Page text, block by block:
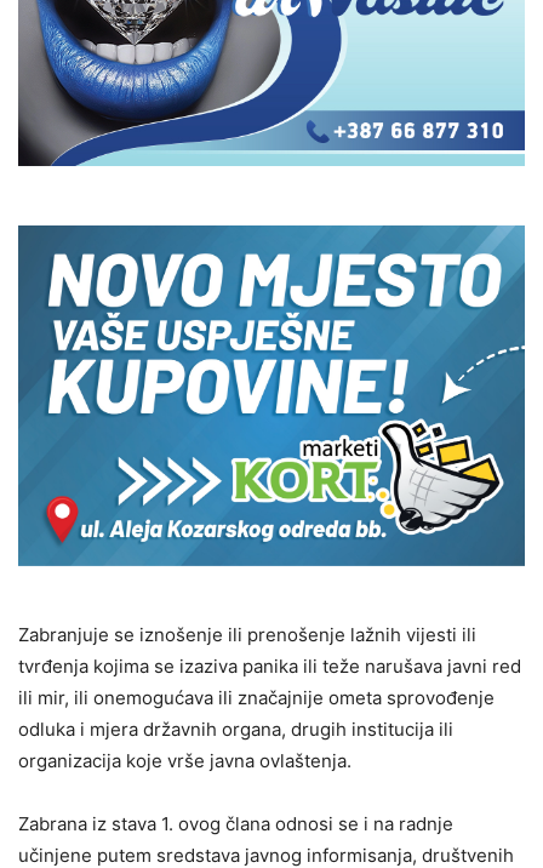
Zabranjuje se iznošenje ili prenošenje lažnih vijesti ili
tvrđenja kojima se izaziva panika ili teže narušava javni red
ili mir, ili onemogućava ili značajnije ometa sprovođenje
odluka i mjera državnih organa, drugih institucija ili
organizacija koje vrše javna ovlaštenja.
Zabrana iz stava 1. ovog člana odnosi se i na radnje
učinjene putem sredstava javnog informisanja, društvenih